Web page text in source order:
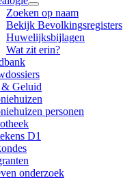
Zoeken op naam
Bekijk Bevolkingsregisters
Huwelijksbijlagen
Wat zit erin?
Geluid
personen
D1
onderzoek